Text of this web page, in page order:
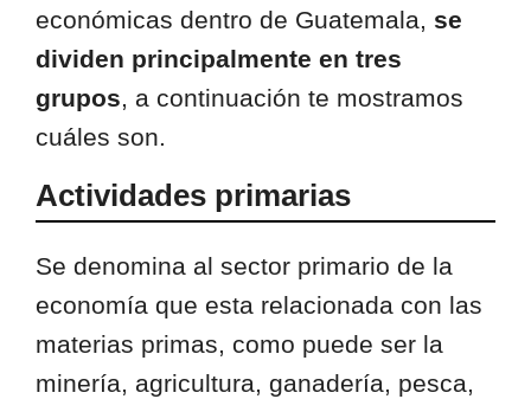
económicas dentro de Guatemala, se
dividen principalmente en tres
grupos , a continuación te mostramos
cuáles son.
Actividades primarias
Se denomina al sector primario de la
economía que esta relacionada con las
materias primas, como puede ser la
minería, agricultura, ganadería, pesca,